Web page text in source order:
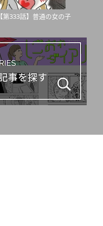
【第333話】普通の女の子